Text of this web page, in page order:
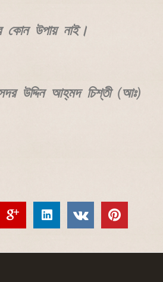
কোন উপায় নাই।
উদ্দিন আহ্‌মদ চিশ্‌তী (আঃ)